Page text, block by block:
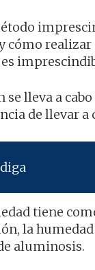
cómo
se lleva a
de llevar a
tiene
la
aluminosis.